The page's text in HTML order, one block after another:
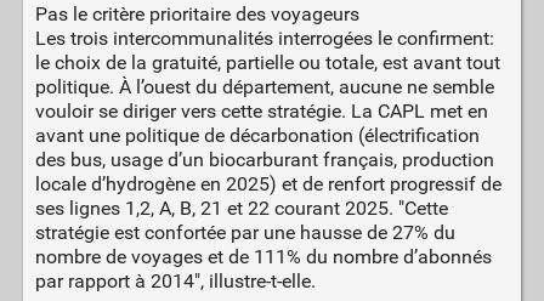
Pas le critère prioritaire des voyageurs
Les trois intercommunalités interrogées le confirment:
le choix de la gratuité, partielle ou totale, est avant tout
politique. À l’ouest du département, aucune ne semble
vouloir se diriger vers cette stratégie. La CAPL met en
avant une politique de décarbonation (électrification
des bus, usage d’un biocarburant français, production
locale d’hydrogène en 2025) et de renfort progressif de
ses lignes 1,2, A, B, 21 et 22 courant 2025. "Cette
stratégie est confortée par une hausse de 27% du
nombre de voyages et de 111% du nombre d’abonnés
par rapport à 2014", illustre-t-elle.